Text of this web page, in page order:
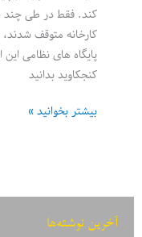
کند. فقط در طی چند
کارخانه متوقف
پایگاه های نظامی
کنجکاوید بدانید
بازدید
شوروی
بیشتر بخوانید »
آخرین نوشته‌ها